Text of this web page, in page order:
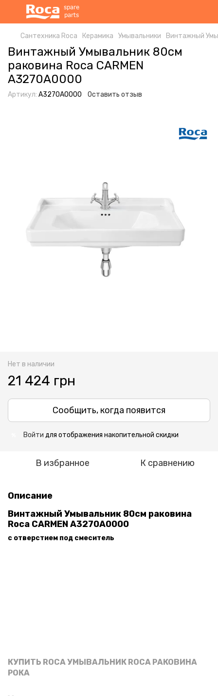
Сантехника Roca Керамика Умывальники Винтажный
Винтажный Умывальник 80см
раковина Roca CARMEN
A3270A0000
Артикул: A3270A0000 Оставить отзыв
Нет в наличии
21 424 грн
Сообщить, когда появится
Войти для отображения накопительной скидки
В избранное К сравнению
Описание
Винтажный Умывальник 80см раковина
Roca CARMEN A3270A0000
с отверстием под смеситель
КУПИТЬ ROCA УМЫВАЛЬНИК ROCA РАКОВИНА
РОКА